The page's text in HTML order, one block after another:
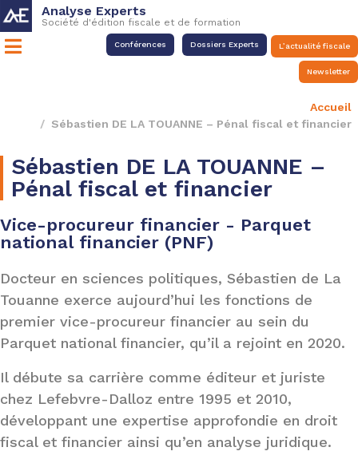
Analyse Experts
Société d'édition fiscale et de formation
Conférences Dossiers Experts L’actualité fiscale
Newsletter
Accueil
Sébastien DE LA TOUANNE – Pénal fiscal et financier
Sébastien DE LA TOUANNE –
Pénal fiscal et financier
Vice-procureur financier - Parquet
national financier (PNF)
Docteur en sciences politiques, Sébastien de La
Touanne exerce aujourd’hui les fonctions de
premier vice-procureur financier au sein du
Parquet national financier, qu’il a rejoint en 2020.
Il débute sa carrière comme éditeur et juriste
chez Lefebvre-Dalloz entre 1995 et 2010,
développant une expertise approfondie en droit
fiscal et financier ainsi qu’en analyse juridique.